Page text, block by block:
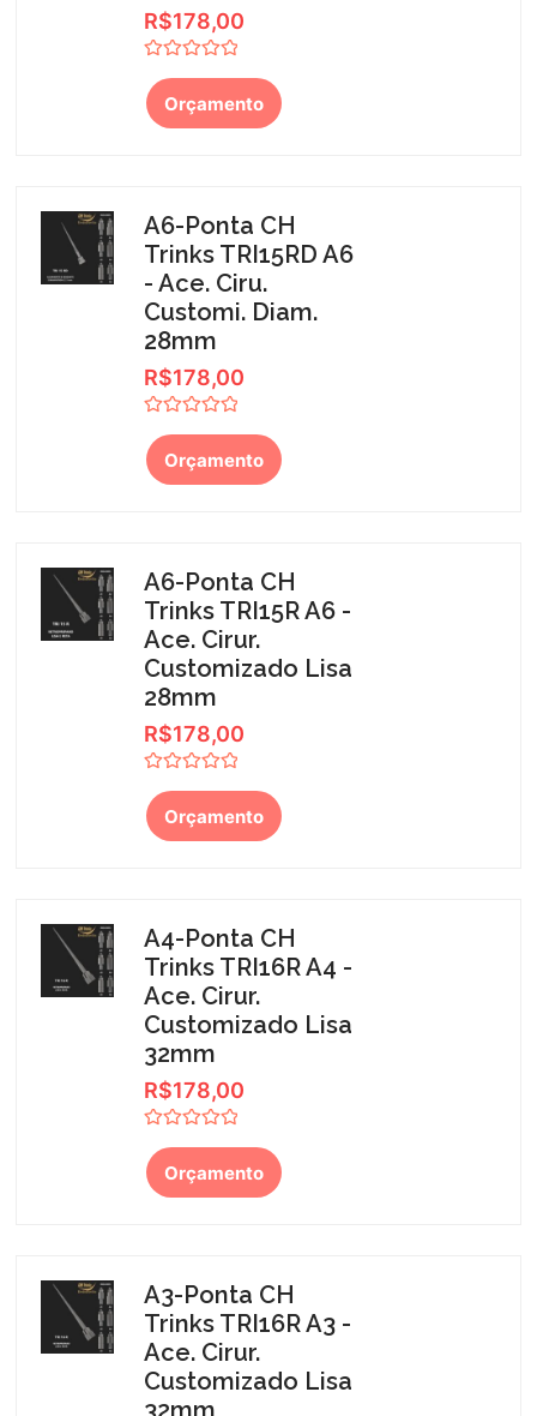
R$178,00
0
de
5
Orçamento
A6-Ponta CH
Trinks TRI15RD A6
- Ace. Ciru.
Customi. Diam.
28mm
R$178,00
0
de
5
Orçamento
A6-Ponta CH
Trinks TRI15R A6 -
Ace. Cirur.
Customizado Lisa
28mm
R$178,00
0
de
5
Orçamento
A4-Ponta CH
Trinks TRI16R A4 -
Ace. Cirur.
Customizado Lisa
32mm
R$178,00
0
de
5
Orçamento
A3-Ponta CH
Trinks TRI16R A3 -
Ace. Cirur.
Customizado Lisa
32mm